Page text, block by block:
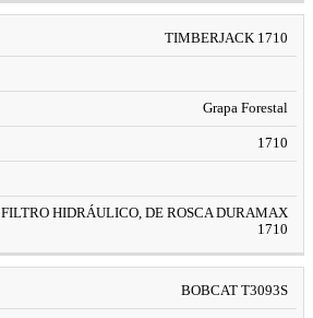
TIMBERJACK 1710
Grapa Forestal
1710
FILTRO HIDRÁULICO, DE ROSCA DURAMAX
1710
BOBCAT T3093S